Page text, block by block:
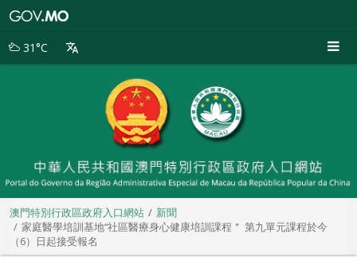
別
31°C
澳門特別行政區政府入口網站
新聞
家庭醫學培訓基地“社區醫療身心健康培訓課程＂ 第九單元課程於今
（6）日起接受報名